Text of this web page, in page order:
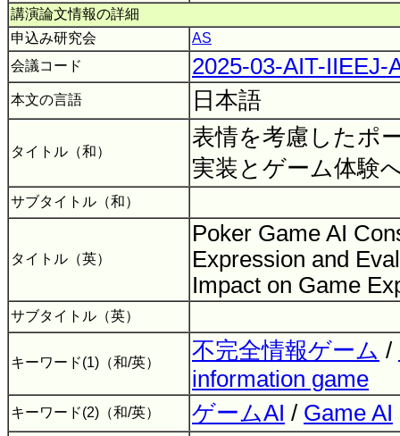
講演論文情報の詳細
申込み研究会
AS
会議コード
2025-03-AIT-IIEEJ-
本文の言語 日本語
タイトル（和）
表情を考慮したポ
実装とゲーム体験
サブタイトル（和）
タイトル（英）
Poker Game AI
Expression and
Impact on Game
サブタイトル（英）
キーワード(1)（和/英） 不完全情報ゲーム /
information game
キーワード(2)（和/英） ゲームAI / Game AI